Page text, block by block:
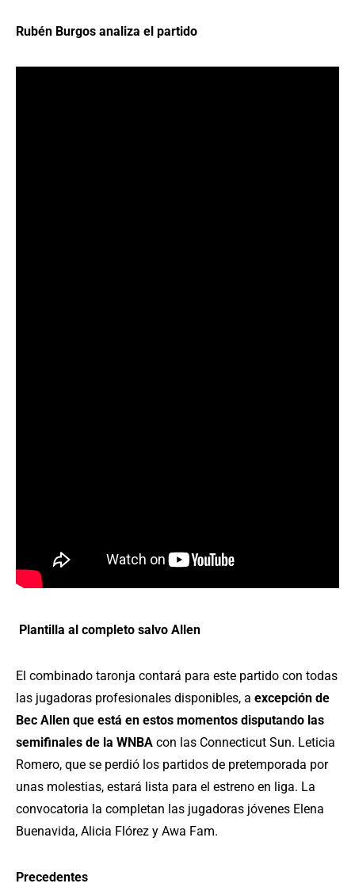
Rubén Burgos analiza el partido
Plantilla al completo salvo Allen
El combinado taronja contará para este partido con todas
las jugadoras profesionales disponibles, a excepción de
Bec Allen que está en estos momentos disputando las
semifinales de la WNBA con las Connecticut Sun. Leticia
Romero, que se perdió los partidos de pretemporada por
unas molestias, estará lista para el estreno en liga. La
convocatoria la completan las jugadoras jóvenes Elena
Buenavida, Alicia Flórez y Awa Fam.
Precedentes